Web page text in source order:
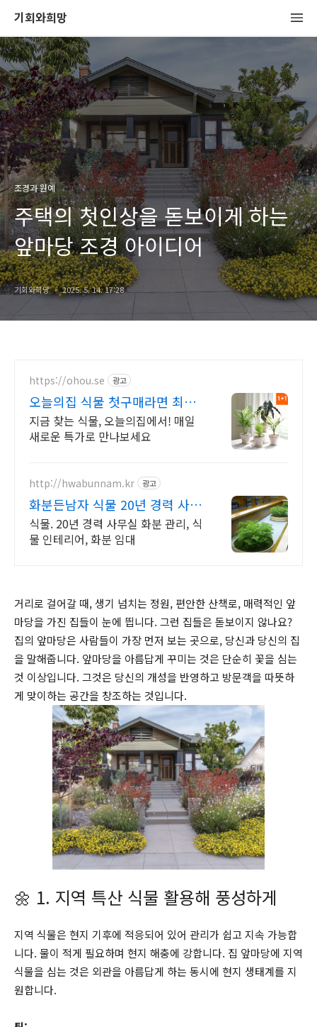
기회와희망
조경과 원예
주택의 첫인상을 돋보이게 하는
앞마당 조경 아이디어
기회와희망 2025. 5. 14. 17:28
https://ohou.se 광고
오늘의집 식물 첫구매라면 최대
2만원 할인
지금 찾는 식물, 오늘의집에서! 매일
새로운 특가로 만나보세요
http://hwabunnam.kr 광고
화분든남자 식물 20년 경력 사
무실 화분관리
식물. 20년 경력 사무실 화분 관리, 식
물 인테리어, 화분 임대
거리로 걸어갈 때, 생기 넘치는 정원, 편안한 산책로, 매력적인 앞
마당을 가진 집들이 눈에 띕니다. 그런 집들은 돋보이지 않나요?
집의 앞마당은 사람들이 가장 먼저 보는 곳으로, 당신과 당신의 집
을 말해줍니다. 앞마당을 아름답게 꾸미는 것은 단순히 꽃을 심는
것 이상입니다. 그것은 당신의 개성을 반영하고 방문객을 따뜻하
게 맞이하는 공간을 창조하는 것입니다.
🌼 1. 지역 특산 식물 활용해 풍성하게
지역 식물은 현지 기후에 적응되어 있어 관리가 쉽고 지속 가능합
니다. 물이 적게 필요하며 현지 해충에 강합니다. 집 앞마당에 지역
식물을 심는 것은 외관을 아름답게 하는 동시에 현지 생태계를 지
원합니다.